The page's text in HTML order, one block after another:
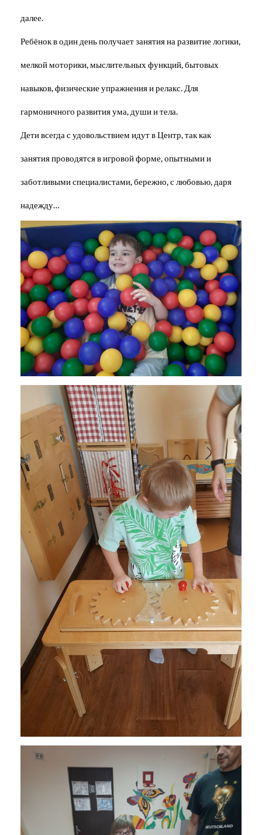
далее.
Ребёнок в один день получает занятия на развитие логики,
мелкой моторики, мыслительных функций, бытовых
навыков, физические упражнения и релакс. Для
гармоничного развития ума, души и тела.
Дети всегда с удовольствием идут в Центр, так как
занятия проводятся в игровой форме, опытными и
заботливыми специалистами, бережно, с любовью, даря
надежду…